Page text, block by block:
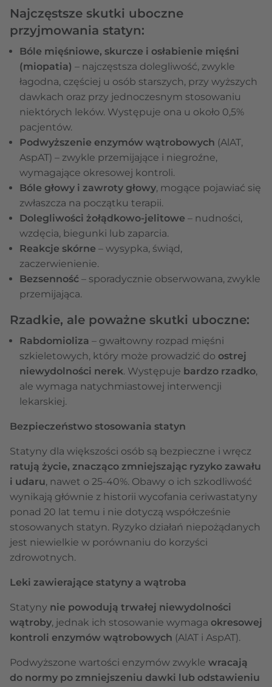
Najczęstsze skutki uboczne
przyjmowania statyn:
Bóle mięśniowe, skurcze i osłabienie mięśni
(miopatia) – najczęstsza dolegliwość, zwykle
łagodna, częściej u osób starszych, przy wyższych
dawkach oraz przy jednoczesnym stosowaniu
niektórych leków. Występuje ona u około 0,5%
pacjentów.
Podwyższenie enzymów wątrobowych (AlAT,
AspAT) – zwykle przemijające i niegroźne,
wymagające okresowej kontroli.
Bóle głowy i zawroty głowy, mogące pojawiać się
zwłaszcza na początku terapii.
Dolegliwości żołądkowo-jelitowe – nudności,
wzdęcia, biegunki lub zaparcia.
Reakcje skórne – wysypka, świąd,
zaczerwienienie.
Bezsenność – sporadycznie obserwowana, zwykle
przemijająca.
Rzadkie, ale poważne skutki uboczne:
Rabdomioliza – gwałtowny rozpad mięśni
szkieletowych, który może prowadzić do ostrej
niewydolności nerek. Występuje bardzo rzadko,
ale wymaga natychmiastowej interwencji
lekarskiej.
Bezpieczeństwo stosowania statyn
Statyny dla większości osób są bezpieczne i wręcz
ratują życie, znacząco zmniejszając ryzyko zawału
i udaru, nawet o 25-40%. Obawy o ich szkodliwość
wynikają głównie z historii wycofania ceriwastatyny
ponad 20 lat temu i nie dotyczą współcześnie
stosowanych statyn. Ryzyko działań niepożądanych
jest niewielkie w porównaniu do korzyści
zdrowotnych.
Leki zawierające statyny a wątroba
Statyny nie powodują trwałej niewydolności
wątroby, jednak ich stosowanie wymaga okresowej
kontroli enzymów wątrobowych (AlAT i AspAT).
Podwyższone wartości enzymów zwykle wracają
do normy po zmniejszeniu dawki lub odstawieniu